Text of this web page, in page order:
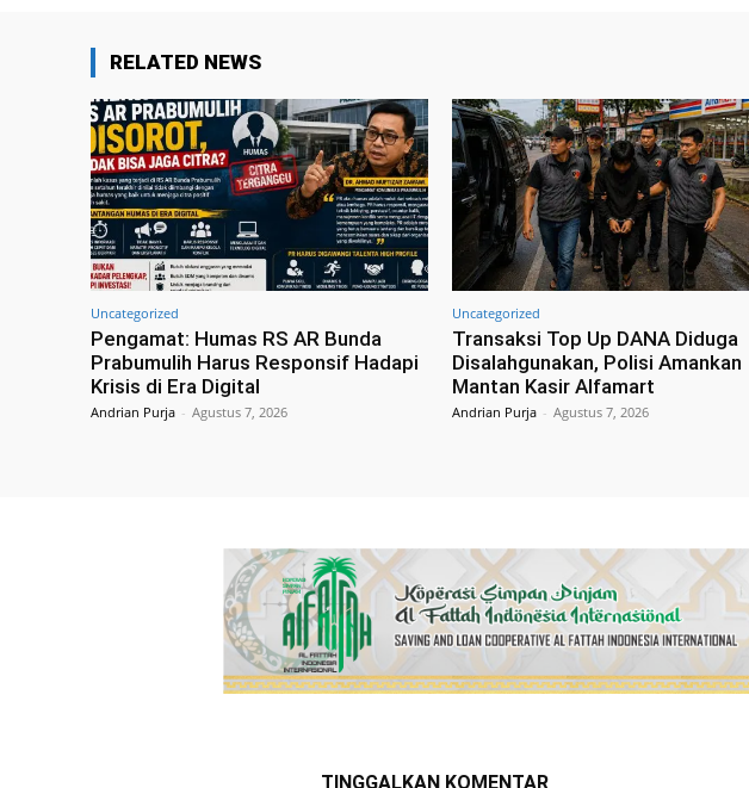
RELATED NEWS
Uncategorized
Pengamat: Humas RS AR Bunda
Prabumulih Harus Responsif Hadapi
Krisis di Era Digital
Andrian Purja - Agustus 7, 2026
Uncategorized
Transaksi Top Up DANA Diduga
Disalahgunakan, Polisi Amankan
Mantan Kasir Alfamart
Andrian Purja - Agustus 7, 2026
TINGGALKAN KOMENTAR